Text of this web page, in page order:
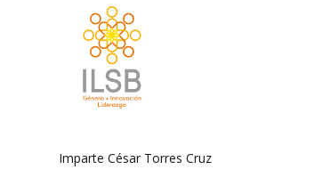
Imparte César Torres Cruz